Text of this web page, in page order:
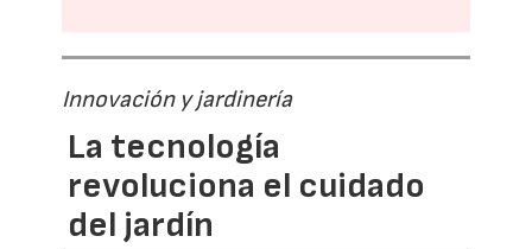
Innovación y jardinería
La tecnología
revoluciona el cuidado
del jardín